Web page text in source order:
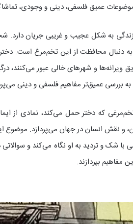
عمیق فلسفی، دینی و وجودی،
زندگی به شکل عجیب و غریبی جریان
دنبال محافظت از این تخم‌مرغ است.
و شهرهای خالی عبور می‌کنند،
عمیق‌تر مفاهیم فلسفی و دینی
که دختر حمل می‌کند، نمادی از
نقش انسان در جهان می‌پردازد. موضوع
شک و تردید به او نگاه می‌کند و
مفاهیم بپردازند.